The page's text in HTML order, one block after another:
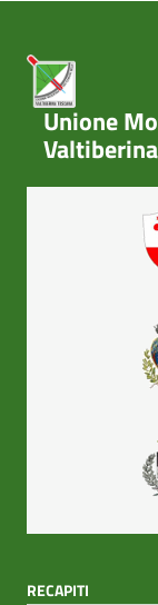
Unione
RECAPITI